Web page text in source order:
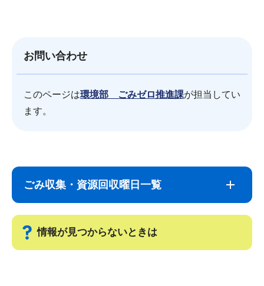
お問い合わせ
このページは環境部 ごみゼロ推進課が担当してい
ます。
こ
で
ごみ収集・資源回収曜日一覧
情報が見つからないときは